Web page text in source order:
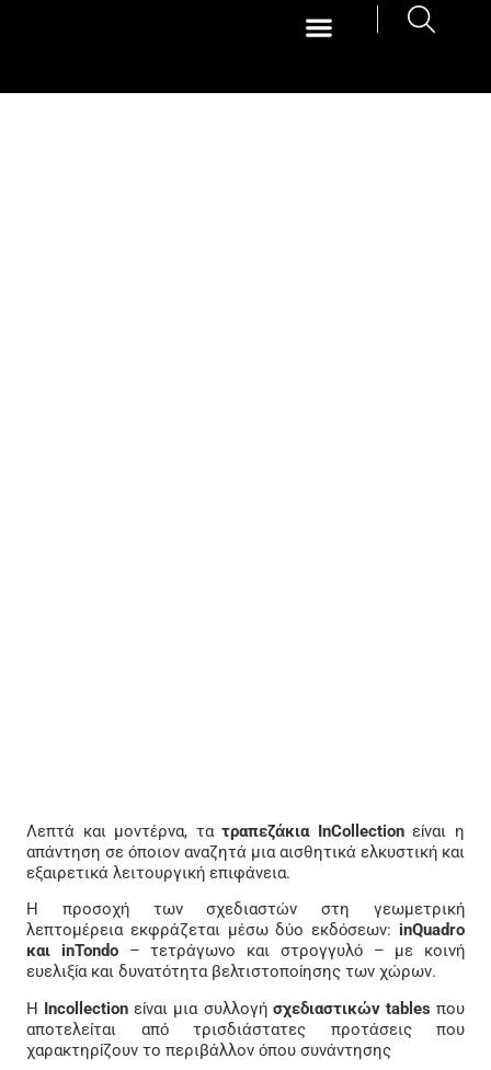
Λεπτά και μοντέρνα, τατραπεζάκια InCollectionείναι η
απάντηση σε όποιον αναζητά μια αισθητικά ελκυστική και
εξαιρετικά λειτουργική επιφάνεια.
Η προσοχή των σχεδιαστών στη γεωμετρική
λεπτομέρεια εκφράζεται μέσω δύο εκδόσεων: inQuadro
και inTondo– τετράγωνο και στρογγυλό – με κοινή
ευελιξία και δυνατότητα βελτιστοποίησης των χώρων.
Η Incollection είναι μια συλλογήσχεδιαστικών tables που
αποτελείται από τρισδιάστατες προτάσεις που
χαρακτηρίζουν το περιβάλλον όπου συνάντησης